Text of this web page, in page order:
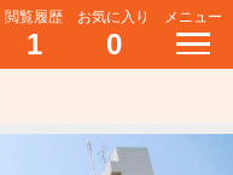
閲覧履歴
1
お気に入り
0
メニュー